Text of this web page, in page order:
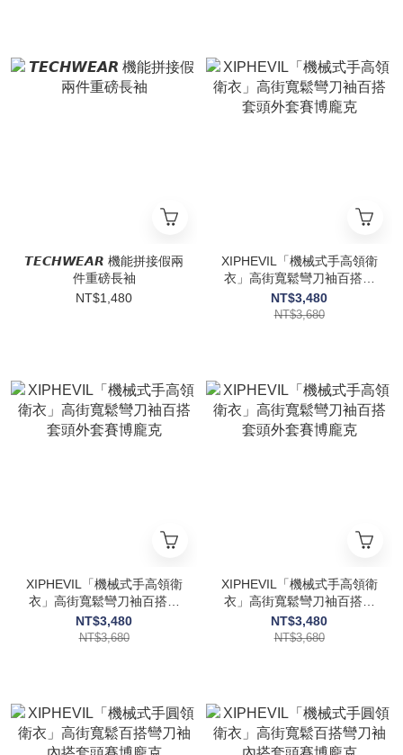
𝙏𝙀𝘾𝙃𝙒𝙀𝘼𝙍 機能拼接假兩
件重磅長袖
NT$1,480
XIPHEVIL「機械式手高領衛
衣」高街寬鬆彎刀袖百搭套
頭外套賽博龐克
NT$3,480
NT$3,680
XIPHEVIL「機械式手高領衛
衣」高街寬鬆彎刀袖百搭套
頭外套賽博龐克
NT$3,480
NT$3,680
XIPHEVIL「機械式手高領衛
衣」高街寬鬆彎刀袖百搭套
頭外套賽博龐克
NT$3,480
NT$3,680